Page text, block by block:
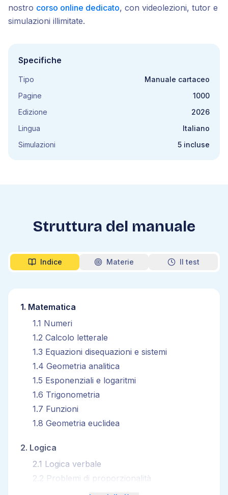
nostro corso online dedicato, con videolezioni, tutor e
simulazioni illimitate.
Specifiche
Tipo
Manuale cartaceo
Pagine
1000
Edizione
2026
Lingua
Italiano
Simulazioni
5 incluse
Struttura del manuale
Indice Materie Il test
1. Matematica
1.1 Numeri
1.2 Calcolo letterale
1.3 Equazioni disequazioni e sistemi
1.4 Geometria analitica
1.5 Esponenziali e logaritmi
1.6 Trigonometria
1.7 Funzioni
1.8 Geometria euclidea
2. Logica
2.1 Logica verbale
2 2 Problemi di proporzionalità
Logica numerica